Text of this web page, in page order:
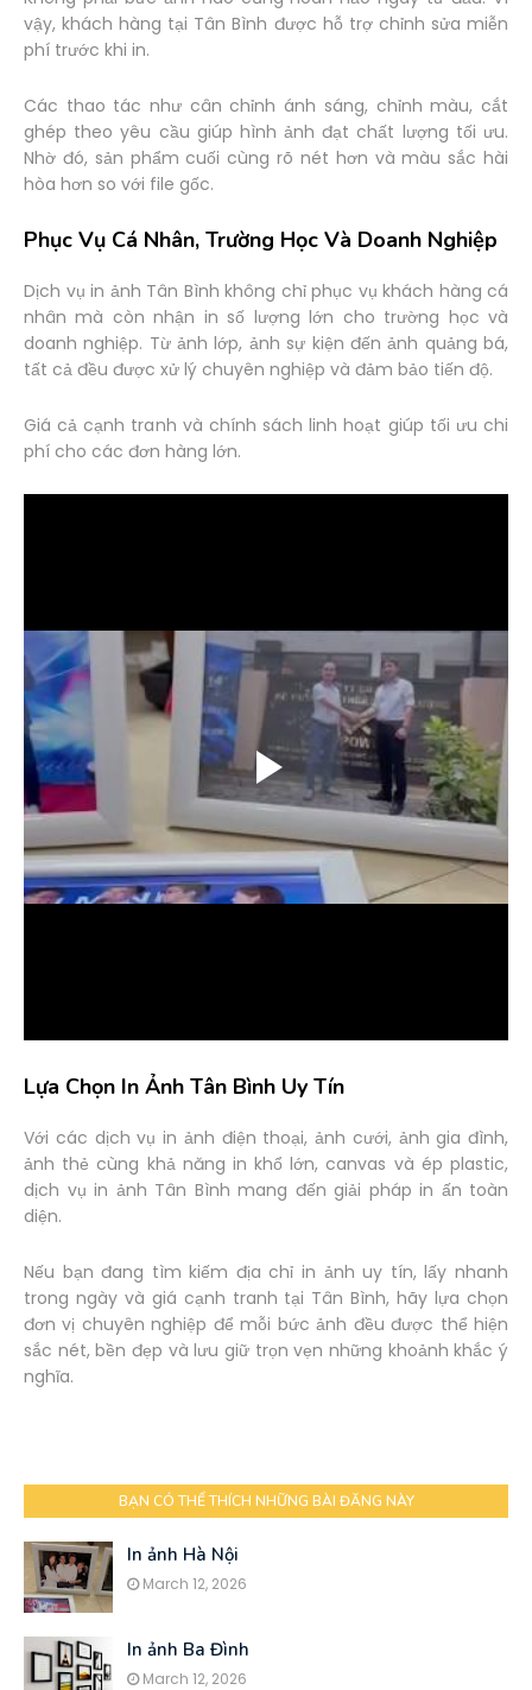
vậy, khách hàng tại Tân Bình được hỗ trợ chỉnh sửa miễn
phí trước khi in.
Các thao tác như cân chỉnh ánh sáng, chỉnh màu, cắt
ghép theo yêu cầu giúp hình ảnh đạt chất lượng tối ưu.
Nhờ đó, sản phẩm cuối cùng rõ nét hơn và màu sắc hài
hòa hơn so với file gốc.
Phục Vụ Cá Nhân, Trường Học Và Doanh Nghiệp
Dịch vụ in ảnh Tân Bình không chỉ phục vụ khách hàng cá
nhân mà còn nhận in số lượng lớn cho trường học và
doanh nghiệp. Từ ảnh lớp, ảnh sự kiện đến ảnh quảng bá,
tất cả đều được xử lý chuyên nghiệp và đảm bảo tiến độ.
Giá cả cạnh tranh và chính sách linh hoạt giúp tối ưu chi
phí cho các đơn hàng lớn.
Lựa Chọn In Ảnh Tân Bình Uy Tín
Với các dịch vụ in ảnh điện thoại, ảnh cưới, ảnh gia đình,
ảnh thẻ cùng khả năng in khổ lớn, canvas và ép plastic,
dịch vụ in ảnh Tân Bình mang đến giải pháp in ấn toàn
diện.
Nếu bạn đang tìm kiếm địa chỉ in ảnh uy tín, lấy nhanh
trong ngày và giá cạnh tranh tại Tân Bình, hãy lựa chọn
đơn vị chuyên nghiệp để mỗi bức ảnh đều được thể hiện
sắc nét, bền đẹp và lưu giữ trọn vẹn những khoảnh khắc ý
nghĩa.
BẠN CÓ THỂ THÍCH NHỮNG BÀI ĐĂNG NÀY
In ảnh Hà Nội
March 12, 2026
In ảnh Ba Đình
March 12, 2026